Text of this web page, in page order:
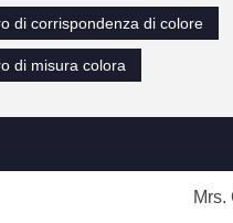
di corrispondenza di colore
di misura colora
Mrs.